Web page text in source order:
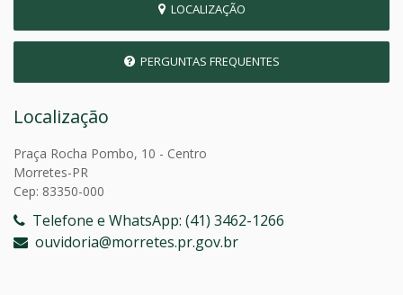
LOCALIZAÇÃO
PERGUNTAS FREQUENTES
Localização
Praça Rocha Pombo, 10 - Centro
Morretes-PR
Cep: 83350-000
Telefone e WhatsApp: (41) 3462-1266
ouvidoria@morretes.pr.gov.br